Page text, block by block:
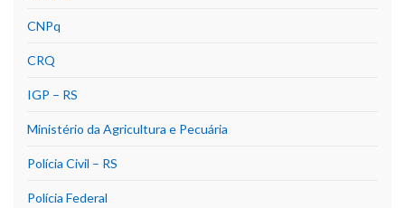
CNPq
CRQ
IGP – RS
Ministério da Agricultura e Pecuária
Polícia Civil – RS
Polícia Federal